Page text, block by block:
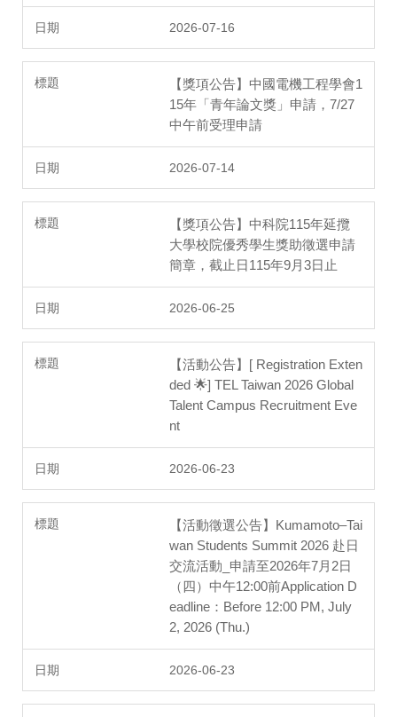
2026-07-16
【獎項公告】中國電機工程學會1
15年「青年論文獎」申請，7/27
中午前受理申請
2026-07-14
【獎項公告】中科院115年延攬
大學校院優秀學生獎助徵選申請
簡章，截止日115年9月3日止
2026-06-25
【活動公告】[ Registration Exten
ded 🌟] TEL Taiwan 2026 Global
Talent Campus Recruitment Eve
nt
2026-06-23
【活動徵選公告】Kumamoto–Tai
wan Students Summit 2026 赴日
交流活動_申請至2026年7月2日
（四）中午12:00前Application D
eadline：Before 12:00 PM, July
2, 2026 (Thu.)
2026-06-23